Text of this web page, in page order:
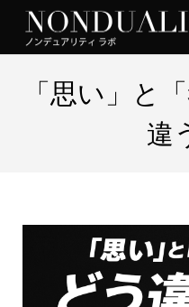
「思い」と
違